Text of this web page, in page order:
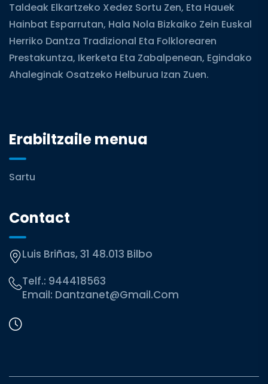
Taldeak Elkartzeko Xedez Sortu Zen, Eta Hauek
Hainbat Esparrutan, Hala Nola Bizkaiko Zein Euskal
Herriko Dantza Tradizional Eta Folklorearen
Prestakuntza, Ikerketa Eta Zabalpenean, Egindako
Ahaleginak Osatzeko Helburua Izan Zuen.
Erabiltzaile menua
Sartu
Contact
Luis Briñas, 31 48.013 Bilbo
Telf.: 944418563
Email: Dantzanet@gmail.com